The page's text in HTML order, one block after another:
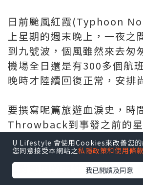
日前颱風紅霞(Typhoon
上星期的週末晚上，一夜之
到九號波，個風雖然來去匆
機場全日還是有300多個航
晚時才陸續回復正常，安排
要撰寫呢篇旅遊血淚史，時
Throwback到事發之前的
(24/7/2026)，本地主要航
Hour倒數8分鐘前(17:52)，
應對颱風的彈性機票安排，
員既Koala已經心裡有數，
U Lifestyle 會使用Cookies來改善您的
您同意接受本網站之私隱政策和使用條款
我已閱讀及同意